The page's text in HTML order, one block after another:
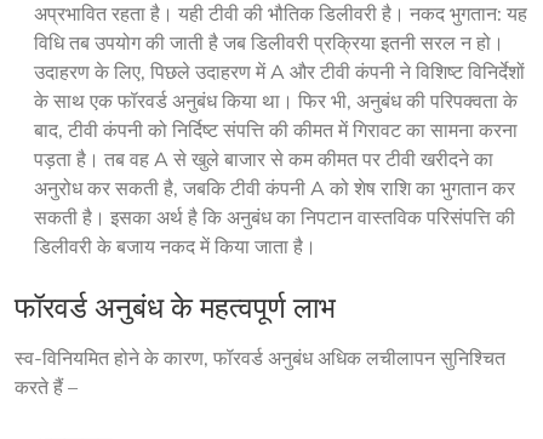
अप्रभावित रहता है। यही टीवी की भौतिक डिलीवरी है। नकद भुगतान: यह
विधि तब उपयोग की जाती है जब डिलीवरी प्रक्रिया इतनी सरल न हो।
उदाहरण के लिए, पिछले उदाहरण में A और टीवी कंपनी ने विशिष्ट विनिर्देशों
के साथ एक फॉरवर्ड अनुबंध किया था। फिर भी, अनुबंध की परिपक्वता के
बाद, टीवी कंपनी को निर्दिष्ट संपत्ति की कीमत में गिरावट का सामना करना
पड़ता है। तब वह A से खुले बाजार से कम कीमत पर टीवी खरीदने का
अनुरोध कर सकती है, जबकि टीवी कंपनी A को शेष राशि का भुगतान कर
सकती है। इसका अर्थ है कि अनुबंध का निपटान वास्तविक परिसंपत्ति की
डिलीवरी के बजाय नकद में किया जाता है।
फॉरवर्ड अनुबंध के महत्वपूर्ण लाभ
स्व-विनियमित होने के कारण, फॉरवर्ड अनुबंध अधिक लचीलापन सुनिश्चित
करते हैं –